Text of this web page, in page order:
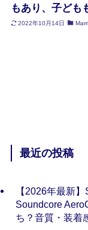
もあり、子ども
2022年10月14日
最近の投稿
【2026年最新
Soundcore
ち？音質・装着